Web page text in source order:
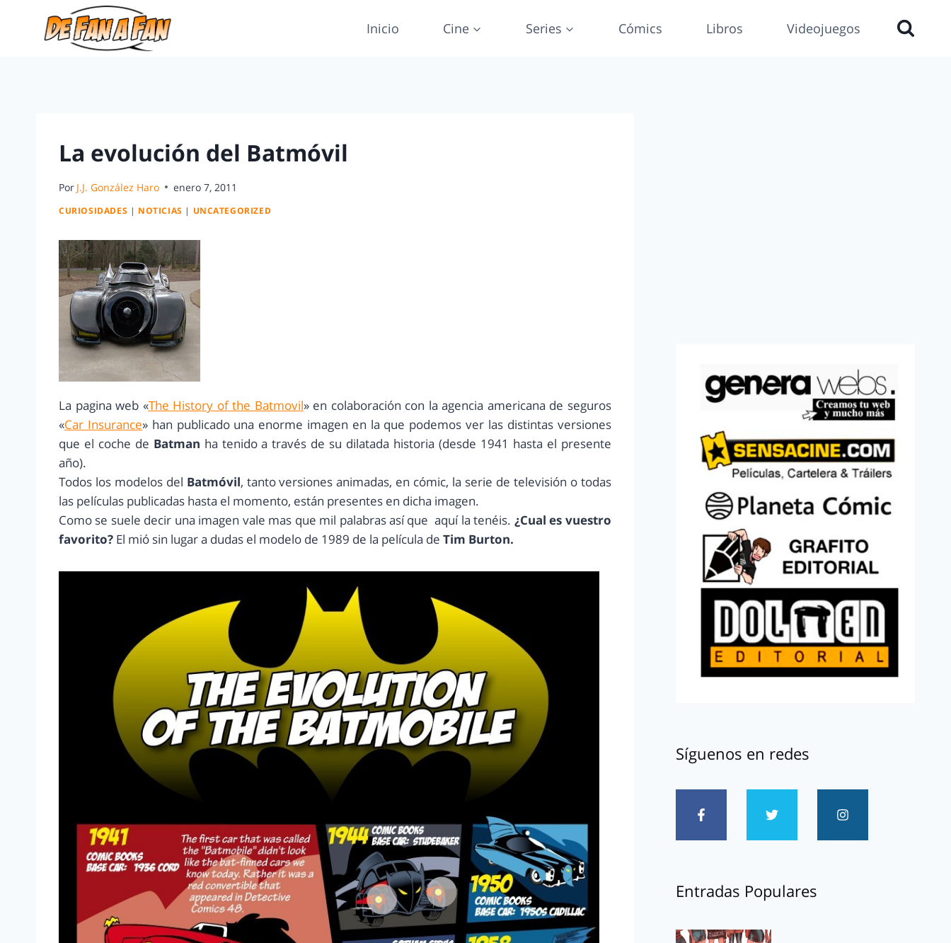
Inicio Cine Series Cómics Libros Videojuegos
La evolución del Batmóvil
Por J.J. González Haro enero 7, 2011
CURIOSIDADES | NOTICIAS | UNCATEGORIZED
La pagina web «The History of the Batmovil» en colaboración con la agencia americana de seguros
«Car Insurance» han publicado una enorme imagen en la que podemos ver las distintas versiones
que el coche de Batman ha tenido a través de su dilatada historia (desde 1941 hasta el presente
año).
Todos los modelos del Batmóvil, tanto versiones animadas, en cómic, la serie de televisión o todas
las películas publicadas hasta el momento, están presentes en dicha imagen.
Como se suele decir una imagen vale mas que mil palabras así que aquí la tenéis. ¿Cual es vuestro
favorito? El mió sin lugar a dudas el modelo de 1989 de la película de Tim Burton.
Síguenos en redes
Entradas Populares